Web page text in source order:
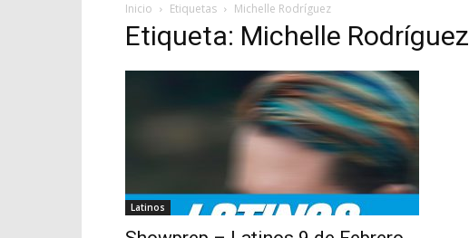
Inicio Etiquetas Michelle Rodríguez
Etiqueta: Michelle Rodríguez
Latinos